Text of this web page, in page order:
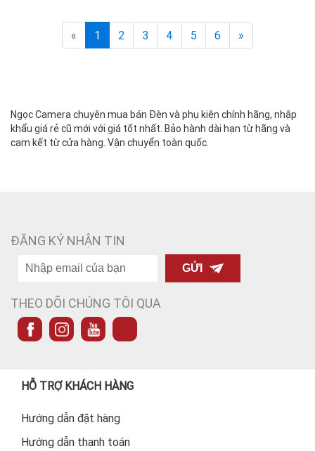
« 1 2 3 4 5 6 »
Ngọc Camera chuyên mua bán Đèn và phụ kiện chính hãng, nhập
khẩu giá rẻ cũ mới với giá tốt nhất. Bảo hành dài hạn từ hãng và
cam kết từ cửa hàng. Vận chuyển toàn quốc.
ĐĂNG KÝ NHẬN TIN
GỬI
THEO DÕI CHÚNG TÔI QUA
HỖ TRỢ KHÁCH HÀNG
Hướng dẫn đặt hàng
Hướng dẫn thanh toán